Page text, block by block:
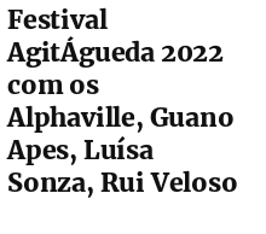
Festival
AgitÁgueda 2022
com os
Alphaville, Guano
Apes, Luísa
Sonza, Rui Veloso